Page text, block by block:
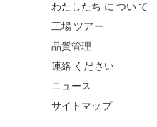
わたしたち に つい て
工場 ツアー
品質管理
連絡 ください
ニュース
サイトマップ